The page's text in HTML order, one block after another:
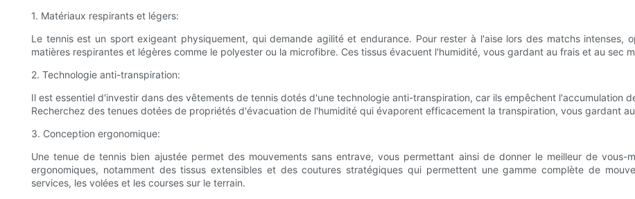
1. Matériaux respirants et légers:
Le tennis est un sport exigeant physiquement, qui demande agilité et endurance. Pour rester à l'aise lors des matchs intenses,
matières respirantes et légères comme le polyester ou la microfibre. Ces tissus évacuent l'humidité, vous gardant au frais et au sec
2. Technologie anti-transpiration:
Il est essentiel d'investir dans des vêtements de tennis dotés d'une technologie anti-transpiration, car ils empêchent l'accumulation
Recherchez des tenues dotées de propriétés d'évacuation de l'humidité qui évaporent efficacement la transpiration, vous gardant
3. Conception ergonomique:
Une tenue de tennis bien ajustée permet des mouvements sans entrave, vous permettant ainsi de donner le meilleur de vous-
ergonomiques, notamment des tissus extensibles et des coutures stratégiques qui permettent une gamme complète de
services, les volées et les courses sur le terrain.